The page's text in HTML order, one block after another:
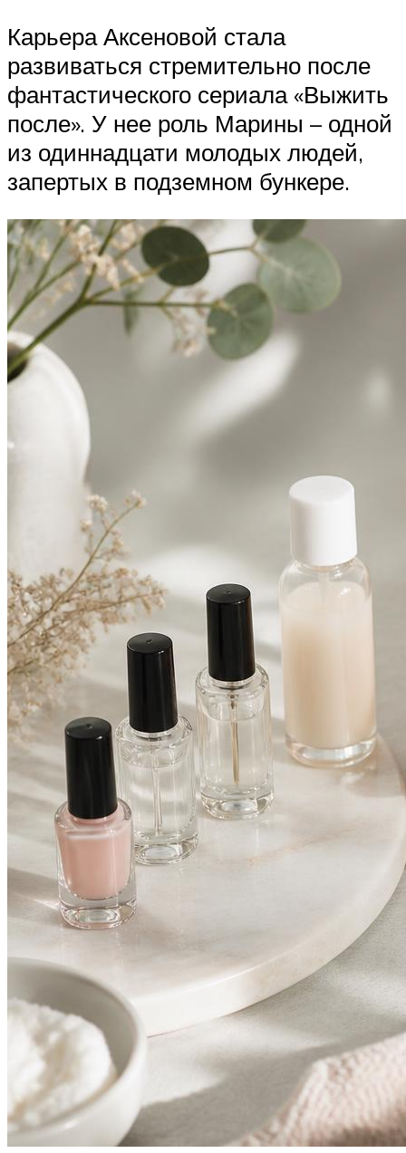
Карьера Аксеновой стала
развиваться стремительно после
фантастического сериала «Выжить
после». У нее роль Марины – одной
из одиннадцати молодых людей,
запертых в подземном бункере.